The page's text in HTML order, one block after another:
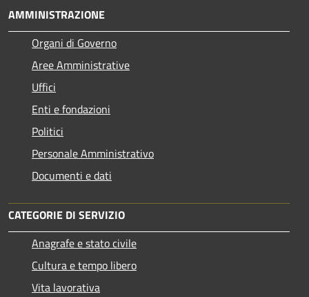
AMMINISTRAZIONE
Organi di Governo
Aree Amministrative
Uffici
Enti e fondazioni
Politici
Personale Amministrativo
Documenti e dati
CATEGORIE DI SERVIZIO
Anagrafe e stato civile
Cultura e tempo libero
Vita lavorativa